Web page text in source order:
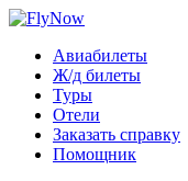
Авиабилеты
Ж/д билеты
Туры
Отели
Заказать справку
Помощник